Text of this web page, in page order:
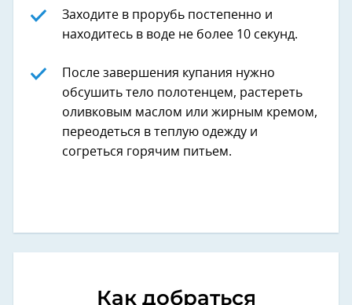
Заходите в прорубь постепенно и
находитесь в воде не более 10 секунд.
После завершения купания нужно
обсушить тело полотенцем, растереть
оливковым маслом или жирным кремом,
переодеться в теплую одежду и
согреться горячим питьем.
Как добраться